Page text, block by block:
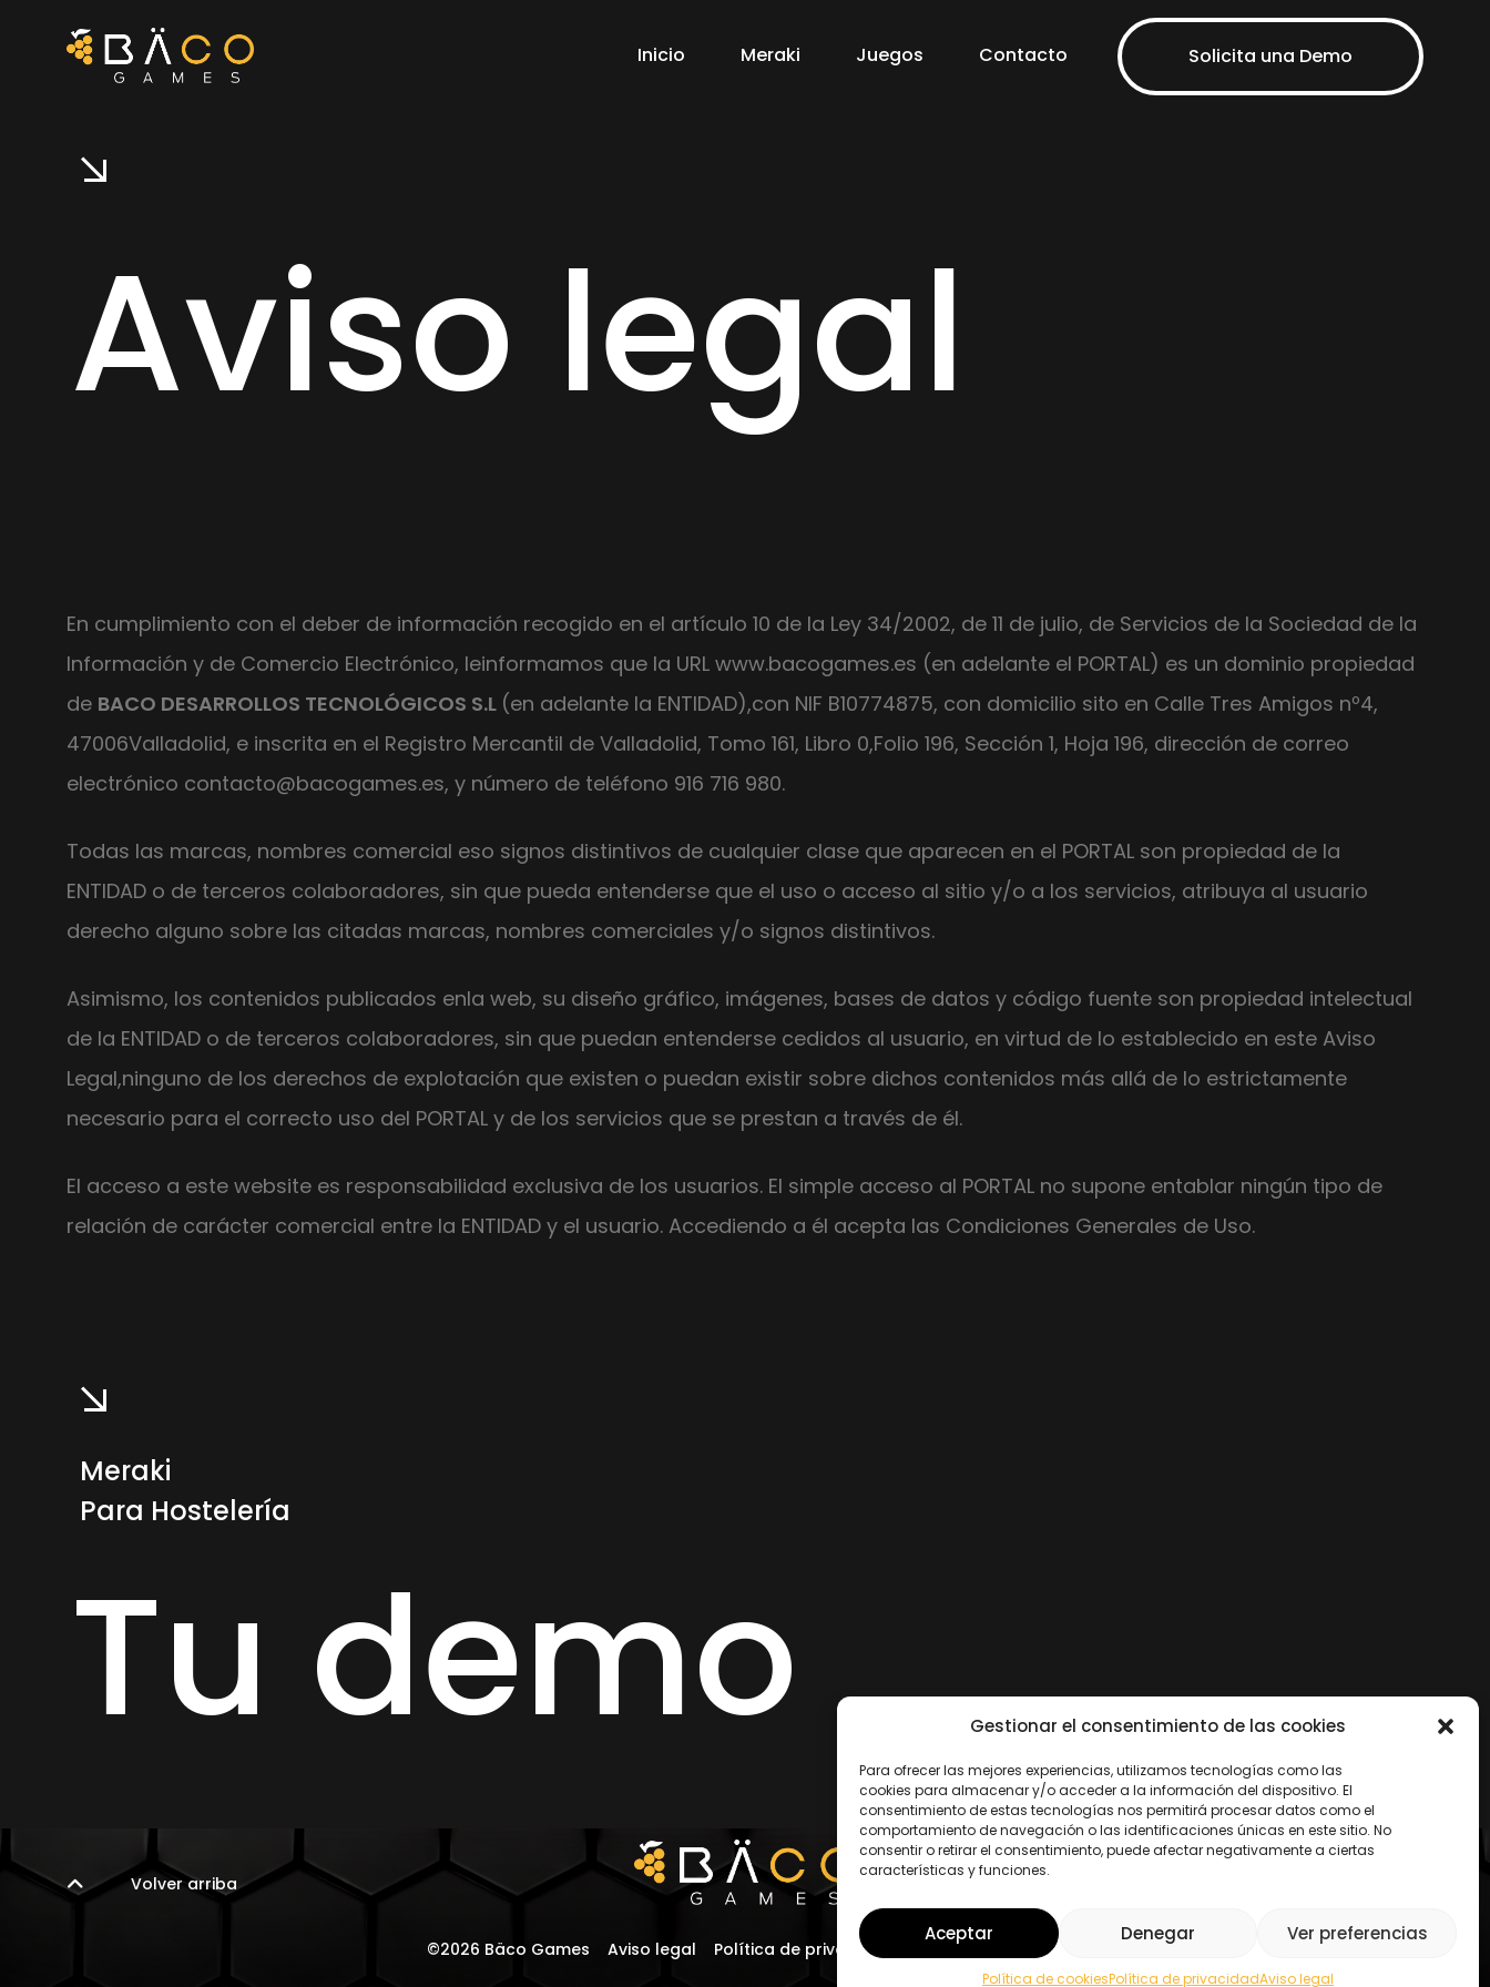
Gestionar el consentimiento de las cookies
Para ofrecer las mejores experiencias, utilizamos tecnologías como las
cookies para almacenar y/o acceder a la información del dispositivo. El
consentimiento de estas tecnologías nos permitirá procesar datos como el
comportamiento de navegación o las identificaciones únicas en este sitio. No
consentir o retirar el consentimiento, puede afectar negativamente a ciertas
características y funciones.
Aceptar Denegar Ver preferencias
Política de cookiesPolítica de privacidadAviso legal
Inicio Meraki Juegos Contacto Solicita una Demo
Aviso legal
En cumplimiento con el deber de información recogido en el artículo 10 de la Ley 34/2002, de 11 de julio, de Servicios de la Sociedad de la
Información y de Comercio Electrónico, leinformamos que la URL www.bacogames.es (en adelante el PORTAL) es un dominio propiedad
de BACO DESARROLLOS TECNOLÓGICOS S.L (en adelante la ENTIDAD),con NIF B10774875, con domicilio sito en Calle Tres Amigos nº4,
47006Valladolid, e inscrita en el Registro Mercantil de Valladolid, Tomo 161, Libro 0,Folio 196, Sección 1, Hoja 196, dirección de correo
electrónico contacto@bacogames.es, y número de teléfono 916 716 980.
Todas las marcas, nombres comercial eso signos distintivos de cualquier clase que aparecen en el PORTAL son propiedad de la
ENTIDAD o de terceros colaboradores, sin que pueda entenderse que el uso o acceso al sitio y/o a los servicios, atribuya al usuario
derecho alguno sobre las citadas marcas, nombres comerciales y/o signos distintivos.
Asimismo, los contenidos publicados enla web, su diseño gráfico, imágenes, bases de datos y código fuente son propiedad intelectual
de la ENTIDAD o de terceros colaboradores, sin que puedan entenderse cedidos al usuario, en virtud de lo establecido en este Aviso
Legal,ninguno de los derechos de explotación que existen o puedan existir sobre dichos contenidos más allá de lo estrictamente
necesario para el correcto uso del PORTAL y de los servicios que se prestan a través de él.
El acceso a este website es responsabilidad exclusiva de los usuarios. El simple acceso al PORTAL no supone entablar ningún tipo de
relación de carácter comercial entre la ENTIDAD y el usuario. Accediendo a él acepta las Condiciones Generales de Uso.
Meraki
Para Hostelería
Tu demo
Volver arriba
©2026 Bäco Games Aviso legal Política de privacidad Política de cookies